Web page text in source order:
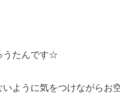
うたんです☆
ように気をつけながらお